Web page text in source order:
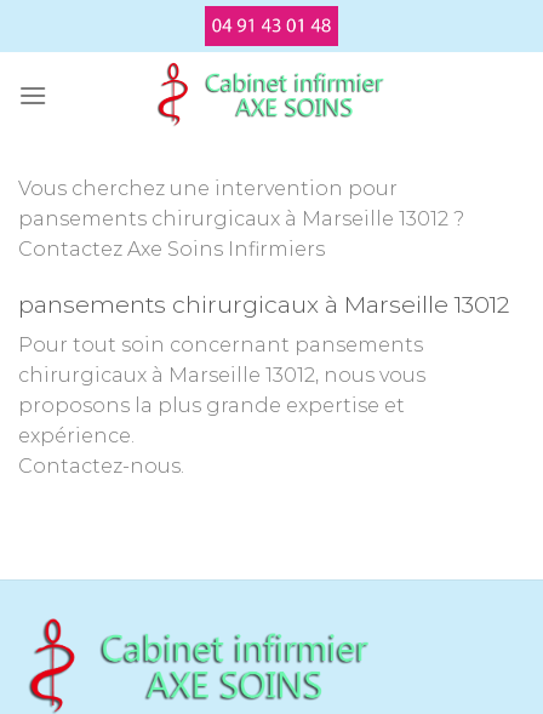
Vous cherchez une intervention pour
pansements chirurgicaux à Marseille 13012 ?
Contactez Axe Soins Infirmiers
pansements chirurgicaux à Marseille 13012
Pour tout soin concernant pansements
chirurgicaux à Marseille 13012, nous vous
proposons la plus grande expertise et
expérience.
Contactez-nous.